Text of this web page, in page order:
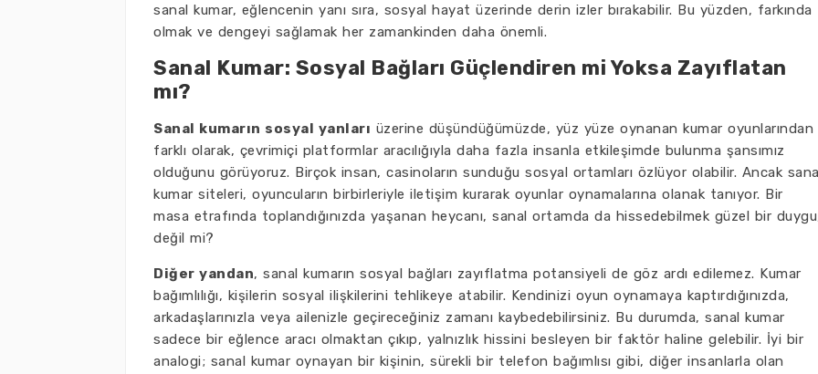
sanal kumar, eğlencenin yanı sıra, sosyal hayat üzerinde derin izler bırakabilir. Bu yüzden, farkında
olmak ve dengeyi sağlamak her zamankinden daha önemli.
Sanal Kumar: Sosyal Bağları Güçlendiren mi Yoksa Zayıflatan
mı?
Sanal kumarın sosyal yanları üzerine düşündüğümüzde, yüz yüze oynanan kumar oyunlarından
farklı olarak, çevrimiçi platformlar aracılığıyla daha fazla insanla etkileşimde bulunma şansımız
olduğunu görüyoruz. Birçok insan, casinoların sunduğu sosyal ortamları özlüyor olabilir. Ancak
kumar siteleri, oyuncuların birbirleriyle iletişim kurarak oyunlar oynamalarına olanak tanıyor. Bir
masa etrafında toplandığınızda yaşanan heycanı, sanal ortamda da hissedebilmek güzel bir
değil mi?
Diğer yandan, sanal kumarın sosyal bağları zayıflatma potansiyeli de göz ardı edilemez. Kumar
bağımlılığı, kişilerin sosyal ilişkilerini tehlikeye atabilir. Kendinizi oyun oynamaya kaptırdığınızda,
arkadaşlarınızla veya ailenizle geçireceğiniz zamanı kaybedebilirsiniz. Bu durumda, sanal kumar
sadece bir eğlence aracı olmaktan çıkıp, yalnızlık hissini besleyen bir faktör haline gelebilir. İyi bir
analogi; sanal kumar oynayan bir kişinin, sürekli bir telefon bağımlısı gibi, diğer insanlarla olan